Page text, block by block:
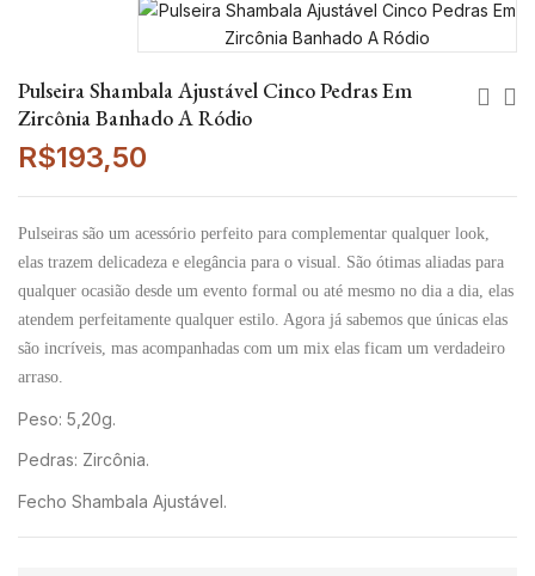
Pulseira Shambala Ajustável Cinco Pedras Em
Zircônia Banhado A Ródio
R$193,50
Pulseiras são um acessório perfeito para complementar qualquer look,
elas trazem delicadeza e elegância para o visual. São ótimas aliadas para
qualquer ocasião desde um evento formal ou até mesmo no dia a dia, elas
atendem perfeitamente qualquer estilo. Agora já sabemos que únicas elas
são incríveis, mas acompanhadas com um mix elas ficam um verdadeiro
arraso.
Peso: 5,20g.
Pedras: Zircônia.
Fecho Shambala Ajustável.